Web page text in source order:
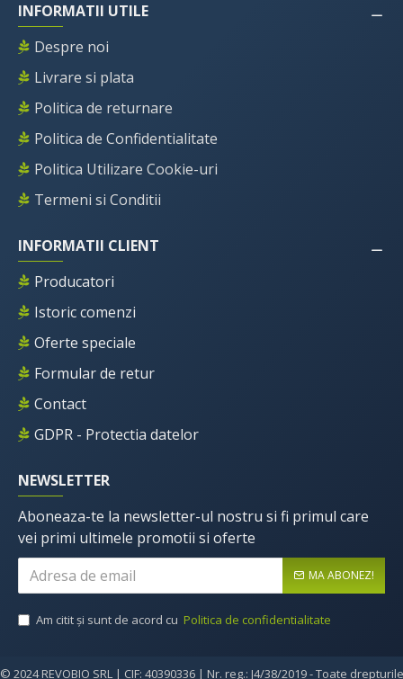
INFORMATII UTILE
Despre noi
Livrare si plata
Politica de returnare
Politica de Confidentialitate
Politica Utilizare Cookie-uri
Termeni si Conditii
INFORMATII CLIENT
Producatori
Istoric comenzi
Oferte speciale
Formular de retur
Contact
GDPR - Protectia datelor
NEWSLETTER
Aboneaza-te la newsletter-ul nostru si fi primul care
vei primi ultimele promotii si oferte
MA ABONEZ!
Am citit şi sunt de acord cu Politica de confidentialitate
© 2024 REVOBIO SRL | CIF: 40390336 | Nr. reg.: J4/38/2019 - Toate